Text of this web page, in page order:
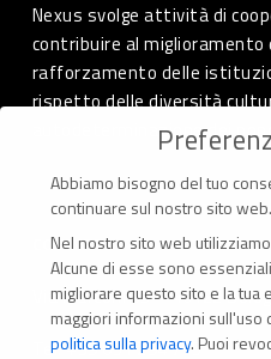
Nexus svolge attività di
contribuire al
rafforzamento delle
rispetto delle diversità
autodeterminazione dei
CONTATTI
Via Marconi 69 – 40122
Tel. +39 051 294 775
Abbiamo bisogno del tuo
continuare sul nostro sito web.
Nel nostro sito web
Alcune di esse sono
migliorare questo sito e la tua
maggiori informazioni
politica sulla privacy. Puoi